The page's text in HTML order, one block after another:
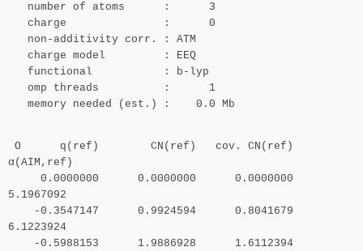
number of atoms : 3
charge : 0
non-additivity corr. : ATM
charge model : EEQ
functional : b-lyp
omp threads : 1
memory needed (est.) : 0.0 Mb
O q(ref) CN(ref) cov. CN(ref)
α(AIM,ref)
0.0000000 0.0000000 0.0000000
5.1967092
-0.3547147 0.9924594 0.8041679
6.1223924
-0.5988153 1.9886928 1.6112394